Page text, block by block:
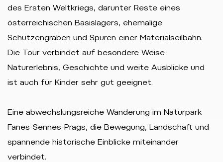
des Ersten Weltkriegs, darunter Reste eines
österreichischen Basislagers, ehemalige
Schützengräben und Spuren einer Materialseilbahn.
Die Tour verbindet auf besondere Weise
Naturerlebnis, Geschichte und weite Ausblicke und
ist auch für Kinder sehr gut geeignet.
Eine abwechslungsreiche Wanderung im Naturpark
Fanes-Sennes-Prags, die Bewegung, Landschaft und
spannende historische Einblicke miteinander
verbindet.